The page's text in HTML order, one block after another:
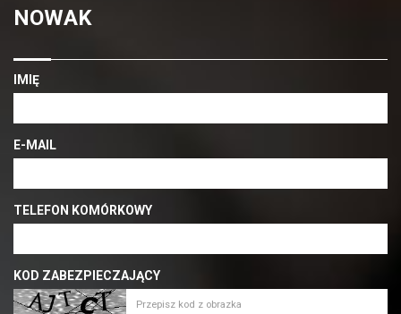
NOWAK
IMIĘ
E-MAIL
TELEFON KOMÓRKOWY
KOD ZABEZPIECZAJĄCY